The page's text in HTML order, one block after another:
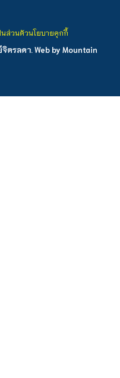
ตรลดา. Web by Mountain
นส่วนตัวนโยบายคุกกี้